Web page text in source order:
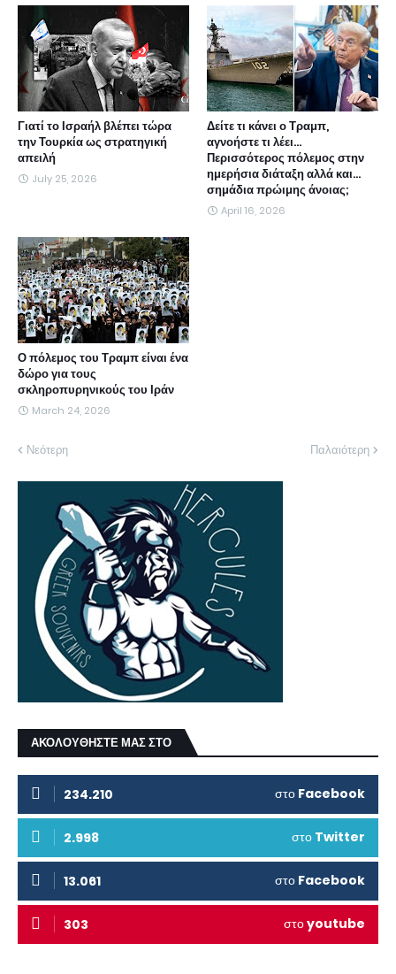
Γιατί το Ισραήλ βλέπει τώρα
την Τουρκία ως στρατηγική
απειλή
July 25, 2026
Δείτε τι κάνει ο Τραμπ,
αγνοήστε τι λέει...
Περισσότερος πόλεμος στην
ημερήσια διάταξη αλλά και...
σημάδια πρώιμης άνοιας;
April 16, 2026
Ο πόλεμος του Τραμπ είναι ένα
δώρο για τους
σκληροπυρηνικούς του Ιράν
March 24, 2026
Νεότερη Παλαιότερη
ΑΚΟΛΟΥΘΗΣΤΕ ΜΑΣ ΣΤΟ
234.210 στο Facebook
2.998 στο Twitter
13.061 στο Facebook
303 στοyoutube